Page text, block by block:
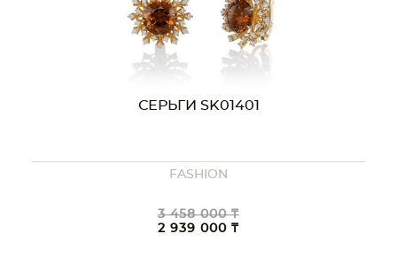
СЕРЬГИ SK01401
FASHION
3 458 000 ₸
2 939 000 ₸